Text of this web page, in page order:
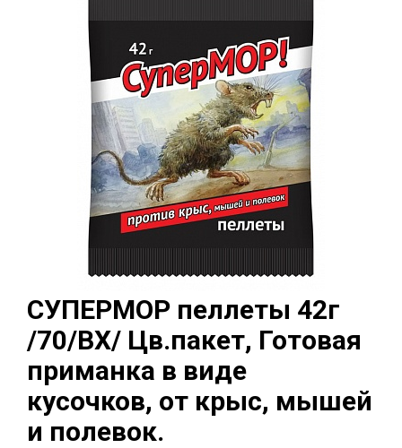
СУПЕРМОР пеллеты 42г
/70/ВХ/ Цв.пакет, Готовая
приманка в виде
кусочков, от крыс, мышей
и полевок.